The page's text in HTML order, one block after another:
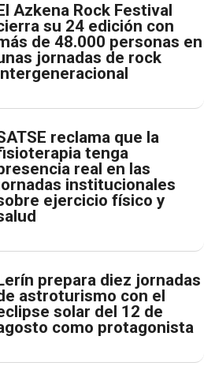
Azkena Rock Festival
su 24 edición con
de 48.000 personas en
jornadas de rock
reclama que la
tenga
real en las
institucionales
ejercicio físico y
prepara diez jornadas
astroturismo con el
solar del 12 de
como protagonista